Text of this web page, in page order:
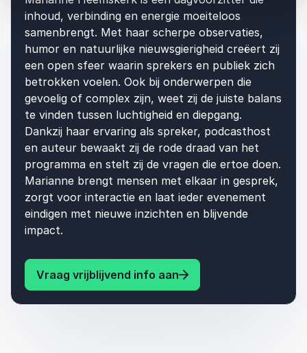
inhoud, verbinding en energie moeiteloos
samenbrengt. Met haar scherpe observaties,
humor en natuurlijke nieuwsgierigheid creëert zij
een open sfeer waarin sprekers en publiek zich
betrokken voelen. Ook bij onderwerpen die
gevoelig of complex zijn, weet zij de juiste balans
te vinden tussen luchtigheid en diepgang.
Dankzij haar ervaring als spreker, podcasthost
en auteur bewaakt zij de rode draad van het
programma en stelt zij de vragen die ertoe doen.
Marianne brengt mensen met elkaar in gesprek,
zorgt voor interactie en laat ieder evenement
eindigen met nieuwe inzichten en blijvende
impact.
Vraag vrijblijvend info aan: Marianne Heemskerk